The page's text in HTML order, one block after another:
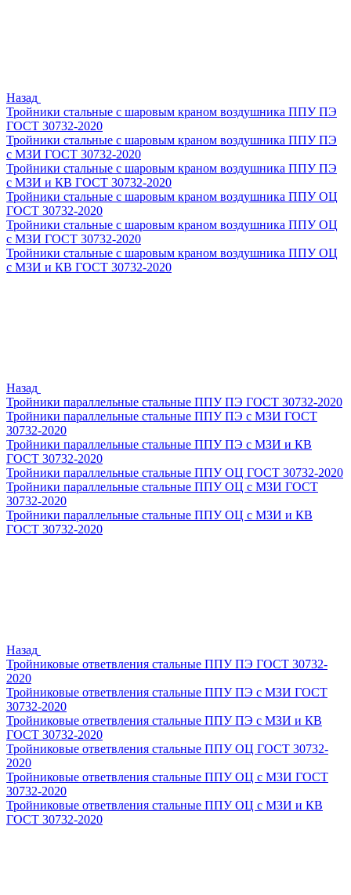
Назад
Тройники стальные с шаровым краном воздушника ППУ ПЭ
ГОСТ 30732-2020
Тройники стальные с шаровым краном воздушника ППУ ПЭ
с МЗИ ГОСТ 30732-2020
Тройники стальные с шаровым краном воздушника ППУ ПЭ
с МЗИ и КВ ГОСТ 30732-2020
Тройники стальные с шаровым краном воздушника ППУ ОЦ
ГОСТ 30732-2020
Тройники стальные с шаровым краном воздушника ППУ ОЦ
с МЗИ ГОСТ 30732-2020
Тройники стальные с шаровым краном воздушника ППУ ОЦ
с МЗИ и КВ ГОСТ 30732-2020
Назад
Тройники параллельные стальные ППУ ПЭ ГОСТ 30732-2020
Тройники параллельные стальные ППУ ПЭ с МЗИ ГОСТ
30732-2020
Тройники параллельные стальные ППУ ПЭ с МЗИ и КВ
ГОСТ 30732-2020
Тройники параллельные стальные ППУ ОЦ ГОСТ 30732-2020
Тройники параллельные стальные ППУ ОЦ с МЗИ ГОСТ
30732-2020
Тройники параллельные стальные ППУ ОЦ с МЗИ и КВ
ГОСТ 30732-2020
Назад
Тройниковые ответвления стальные ППУ ПЭ ГОСТ 30732-
2020
Тройниковые ответвления стальные ППУ ПЭ с МЗИ ГОСТ
30732-2020
Тройниковые ответвления стальные ППУ ПЭ с МЗИ и КВ
ГОСТ 30732-2020
Тройниковые ответвления стальные ППУ ОЦ ГОСТ 30732-
2020
Тройниковые ответвления стальные ППУ ОЦ с МЗИ ГОСТ
30732-2020
Тройниковые ответвления стальные ППУ ОЦ с МЗИ и КВ
ГОСТ 30732-2020